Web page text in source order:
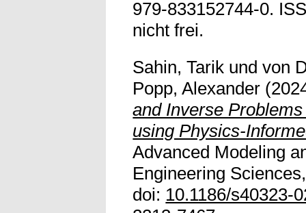
979-833152744-0.
nicht frei.
Sahin, Tarik undvon
Popp, Alexander
and Inverse
using Physics-
Advanced Modeling
Engineering
doi: 10.1186/s40323-